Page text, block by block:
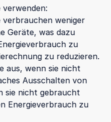
verbrauchen weniger
Geräte, was dazu
zu
zu reduzieren.
aus, wenn sie nicht
Ausschalten von
sie nicht gebraucht
Energieverbrauch zu